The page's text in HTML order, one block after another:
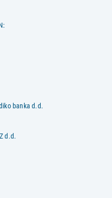
banka d.d.
d.d.